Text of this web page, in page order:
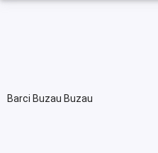
Barci Buzau Buzau